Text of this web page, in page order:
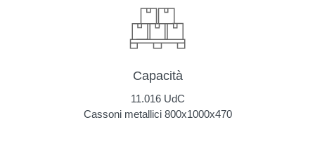
Capacità
11.016 UdC
Cassoni metallici 800x1000x470